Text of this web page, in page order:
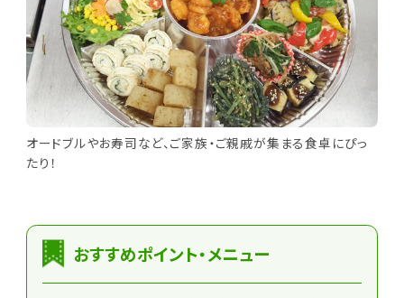
オードブルやお寿司など、ご家族・ご親戚が集まる食卓にぴっ
たり！
おすすめポイント・メニュー